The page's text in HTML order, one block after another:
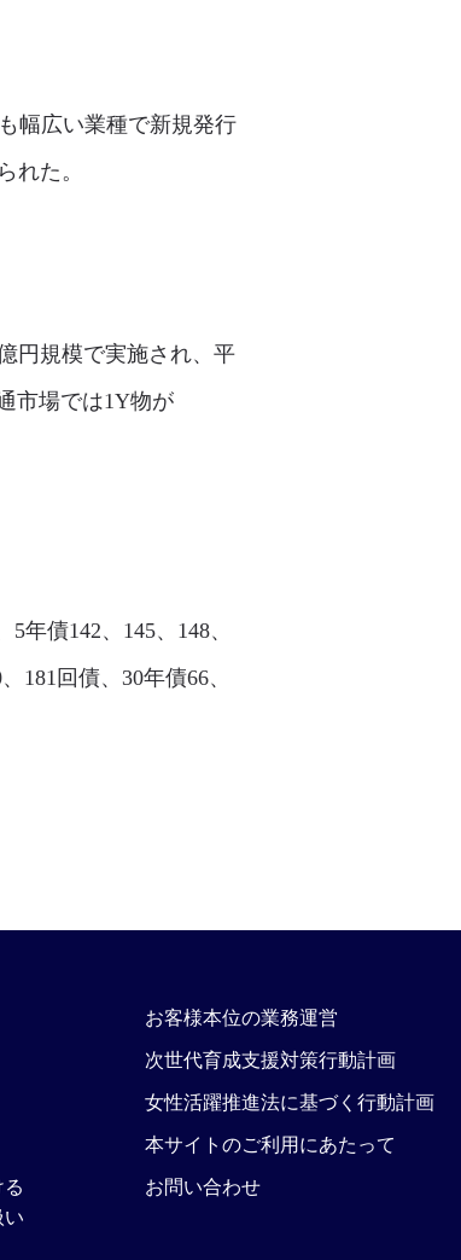
幅広い業種で新規発行
れた。
円規模で実施され、平
市場では1Y物が
年債142、145、148、
181回債、30年債66、
い
お客様本位の業務運営
次世代育成支援対策行動計画
女性活躍推進法に基づく行動計画
本サイトのご利用にあたって
お問い合わせ